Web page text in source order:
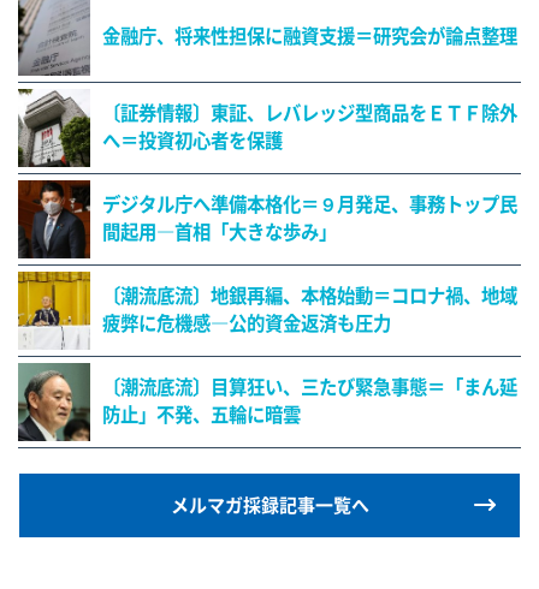
金融庁、将来性担保に融資支援＝研究会が論点整理
〔証券情報〕東証、レバレッジ型商品をＥＴＦ除外
へ＝投資初心者を保護
デジタル庁へ準備本格化＝９月発足、事務トップ民
間起用―首相「大きな歩み」
〔潮流底流〕地銀再編、本格始動＝コロナ禍、地域
疲弊に危機感―公的資金返済も圧力
〔潮流底流〕目算狂い、三たび緊急事態＝「まん延
防止」不発、五輪に暗雲
メルマガ採録記事一覧へ